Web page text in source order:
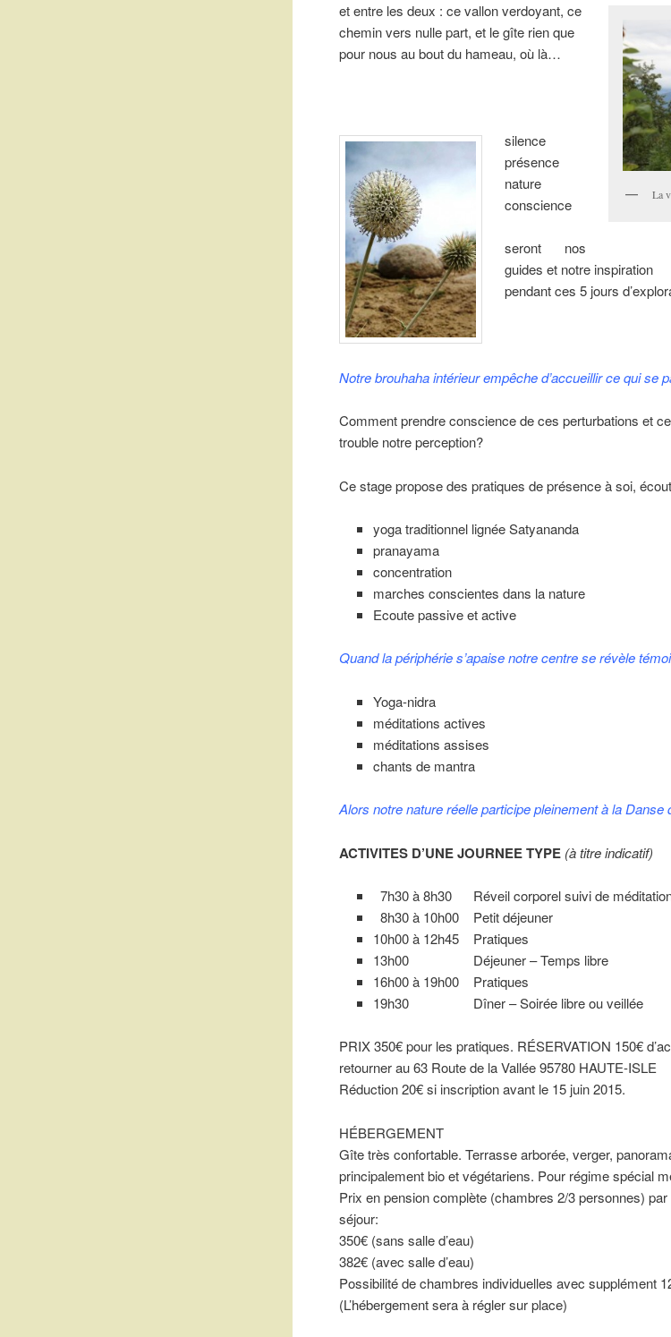
La
et entre les deux : ce vallon verdoyant, ce
chemin vers nulle part, et le gîte rien que
pour nous au bout du hameau, où là…
silence
présence
nature
conscience
seront nos
guides et notre inspiration
pendant ces 5 jours
Notre brouhaha intérieur empêche d’accueillir ce qui se
Comment prendre conscience de ces perturbations et
trouble notre perception?
Ce stage propose des pratiques de présence à soi,
yoga traditionnel lignée Satyananda
pranayama
concentration
marches conscientes dans la nature
Ecoute passive et active
Quand la périphérie s’apaisenotre centre se révèle
Yoga-nidra
méditations actives
méditations assises
chants de mantra
Alors notre nature réelle participe pleinementà la Danse
ACTIVITES D’UNE JOURNEE TYPE (à titre indicatif)
7h30 à 8h30 Réveil corporel suivi de
8h30 à 10h00 Petit déjeuner
10h00 à 12h45 Pratiques
13h00 Déjeuner – Temps libre
16h00 à 19h00 Pratiques
19h30 Dîner – Soirée libre ou veillée
PRIX 350€ pour les pratiques. RÉSERVATION 150€
retourner au 63 Route de la Vallée 95780 HAUTE-ISLE
Réduction 20€ si inscription avant le 15 juin 2015.
HÉBERGEMENT
Gîte très confortable. Terrasse arborée, verger,
principalement bio et végétariens. Pour régime spécial
Prix en pension complète (chambres 2/3 personnes)
séjour:
350€ (sans salle d’eau)
382€ (avec salle d’eau)
Possibilité de chambres individuelles avec supplément
(L’hébergement sera à régler sur place)